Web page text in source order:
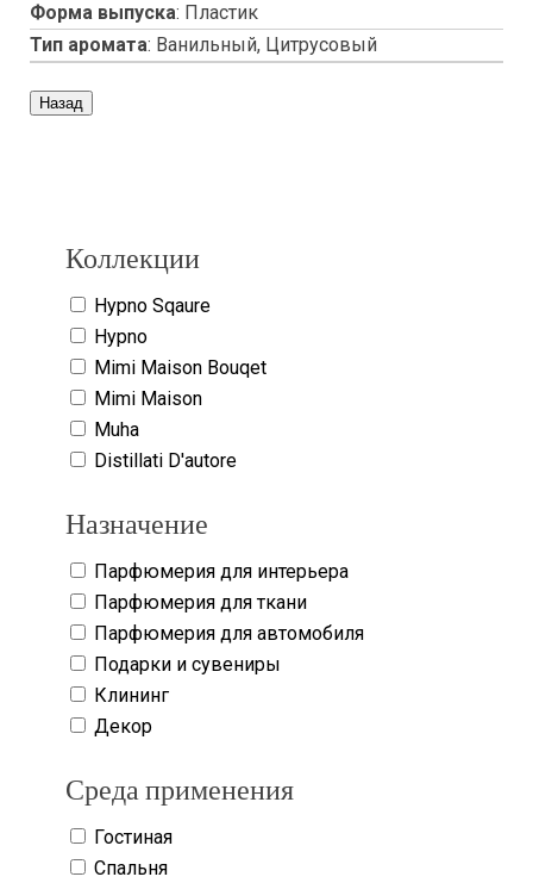
Форма выпуска: Пластик
Тип аромата: Ванильный, Цитрусовый
Коллекции
Hypno Sqaure
Hypno
Mimi Maison Bouqet
Mimi Maison
Muha
Distillati D'autore
Назначение
Парфюмерия для интерьера
Парфюмерия для ткани
Парфюмерия для автомобиля
Подарки и сувениры
Клининг
Декор
Среда применения
Гостиная
Спальня